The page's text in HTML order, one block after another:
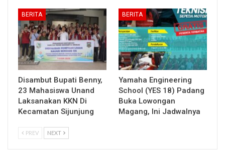
BERITA
Disambut Bupati Benny,
23 Mahasiswa Unand
Laksanakan KKN Di
Kecamatan Sijunjung
BERITA
Yamaha Engineering
School (YES 18) Padang
Buka Lowongan
Magang, Ini Jadwalnya
PREV NEXT